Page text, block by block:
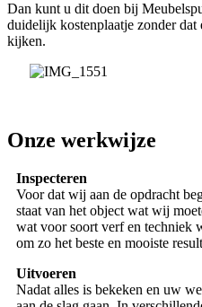
Dan kunt u dit doen bij
duidelijk kostenplaatje zonder
kijken.
Onze werkwijze
Inspecteren
Voor dat wij aan de opdracht
staat van het object wat wij
wat voor soort verf en techniek
om zo het beste en mooiste
Uitvoeren
Nadat alles is bekeken en uw